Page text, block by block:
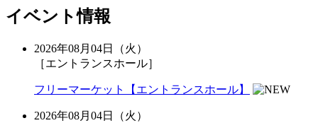
イベント情報
2026年08月04日（火）
［エントランスホール］
フリーマーケット【エントランスホール】
2026年08月04日（火）